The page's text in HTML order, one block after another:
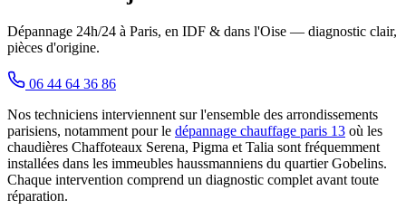
Dépannage 24h/24 à Paris, en IDF & dans l'Oise — diagnostic clair,
pièces d'origine.
06 44 64 36 86
Nos techniciens interviennent sur l'ensemble des arrondissements
parisiens, notamment pour le dépannage chauffage paris 13 où les
chaudières Chaffoteaux Serena, Pigma et Talia sont fréquemment
installées dans les immeubles haussmanniens du quartier Gobelins.
Chaque intervention comprend un diagnostic complet avant toute
réparation.